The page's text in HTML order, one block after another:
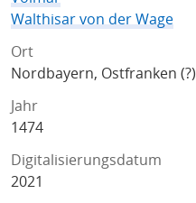
Walthisar von der Wage
Ort
Nordbayern, Ostfranken (?)
Jahr
1474
Digitalisierungsdatum
2021